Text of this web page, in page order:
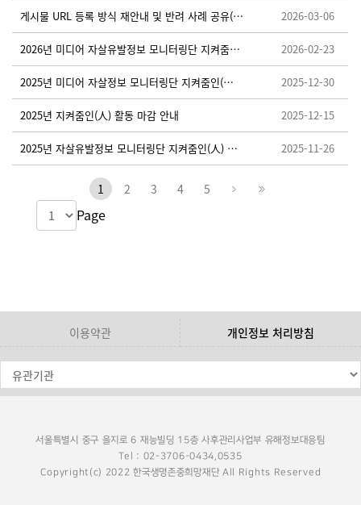
게시물 URL 등록 방식 재안내 및 반려 사례 공유(필독) 2026-03-06
2026년 미디어 자살유발정보 모니터링단 지켜줌인(人) 활동가이드 업로드 안내 2026-02-23
2025년 미디어 자살정보 모니터링단 지켜줌인(人) 우수활동자 선정 안내 2025-12-30
2025년 지켜줌인(人) 활동 마감 안내 2025-12-15
2025년 자살유발정보 모니터링단 지켜줌인(人) 추가 모집 안내 2025-11-26
1 2 3 4 5
Page
이용약관 개인정보 처리방침
서울특별시 중구 을지로 6 재능빌딩 15층 사후관리사업부 유해정보대응팀
Tel : 02-3706-0434,0535
Copyright(c) 2022 한국생명존중희망재단 All Rights Reserved